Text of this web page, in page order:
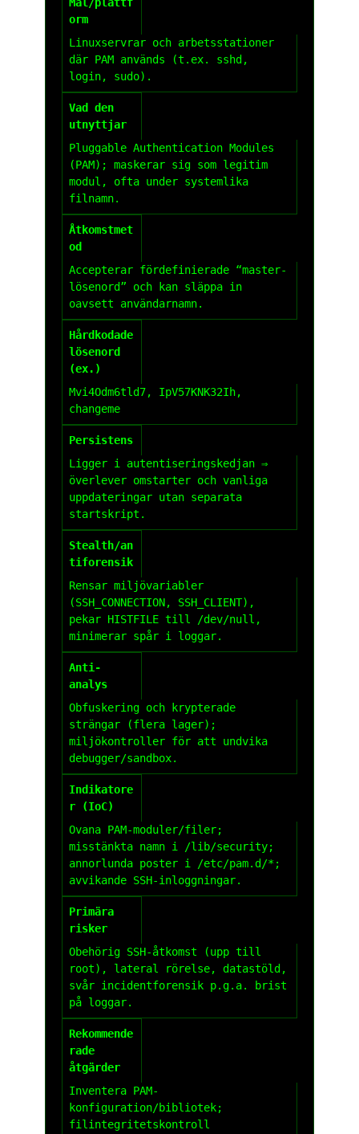
orm
Linuxservrar och arbetsstationer
där PAM används (t.ex. sshd ,
login, sudo).
Vad den
utnyttjar
Pluggable Authentication Modules
(PAM); maskerar sig som legitim
modul, ofta under systemlika
filnamn.
Åtkomstmet
od
Accepterar fördefinierade “master-
lösenord” och kan släppa in
oavsett användarnamn.
Hårdkodade
lösenord
(ex.)
Mvi4Odm6tld7, IpV57KNK32Ih,
changeme
Persistens
Ligger i autentiseringskedjan ⇒
överlever omstarter och vanliga
uppdateringar utan separata
startskript.
Stealth/an
tiforensik
Rensar miljövariabler
(SSH_CONNECTION, SSH_CLIENT),
pekar HISTFILE till /dev/null ,
minimerar spår i loggar.
Anti-
analys
Obfuskering och krypterade
strängar (flera lager);
miljökontroller för att undvika
debugger/sandbox.
Indikatore
r (IoC)
Ovana PAM-moduler/filer;
misstänkta namn i
/lib/security;
annorlunda poster i
/etc/pam.d/*;
avvikande SSH-inloggningar.
Primära
risker
Obehörig SSH-åtkomst (upp till
root), lateral rörelse, datastöld,
svår incidentforensik p.g.a. brist
på loggar.
Rekommende
rade
åtgärder
Inventera PAM-
konfiguration/bibliotek;
filintegritetskontroll